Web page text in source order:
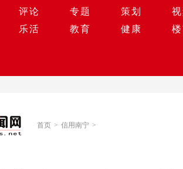
评论 专题 策划
乐活 教育 健康
首页 > 信用南宁 >